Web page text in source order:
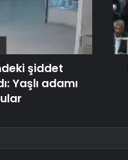
şiddet
Yaşlı adamı